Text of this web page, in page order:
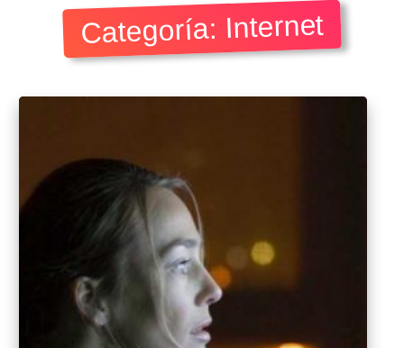
Categoría: Internet